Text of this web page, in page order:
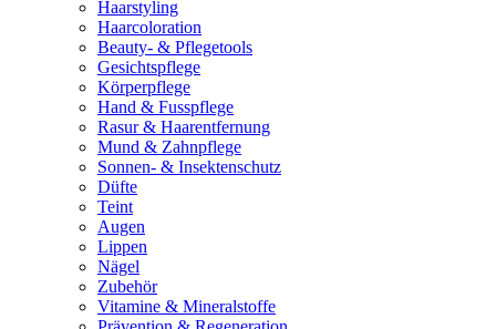
Haarstyling
Haarcoloration
Beauty- & Pflegetools
Gesichtspflege
Körperpflege
Hand & Fusspflege
Rasur & Haarentfernung
Mund & Zahnpflege
Sonnen- & Insektenschutz
Düfte
Teint
Augen
Lippen
Nägel
Zubehör
Vitamine & Mineralstoffe